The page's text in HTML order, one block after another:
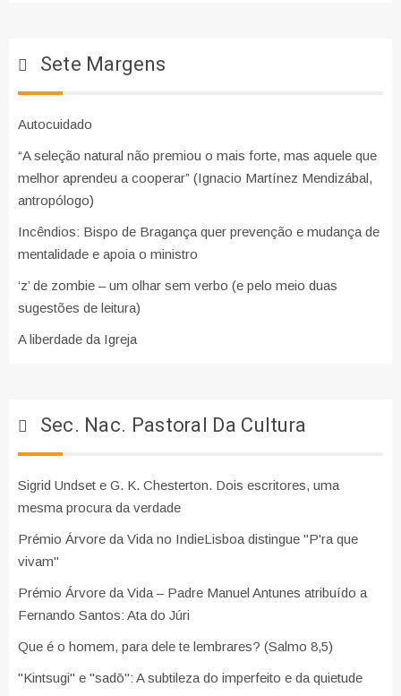
Sete Margens
Autocuidado
“A seleção natural não premiou o mais forte, mas aquele que
melhor aprendeu a cooperar” (Ignacio Martínez Mendizábal,
antropólogo)
Incêndios: Bispo de Bragança quer prevenção e mudança de
mentalidade e apoia o ministro
‘z’ de zombie – um olhar sem verbo (e pelo meio duas
sugestões de leitura)
A liberdade da Igreja
Sec. Nac. Pastoral Da Cultura
Sigrid Undset e G. K. Chesterton. Dois escritores, uma
mesma procura da verdade
Prémio Árvore da Vida no IndieLisboa distingue "P'ra que
vivam"
Prémio Árvore da Vida – Padre Manuel Antunes atribuído a
Fernando Santos: Ata do Júri
Que é o homem, para dele te lembrares? (Salmo 8,5)
"Kintsugi" e "sadō": A subtileza do imperfeito e da quietude